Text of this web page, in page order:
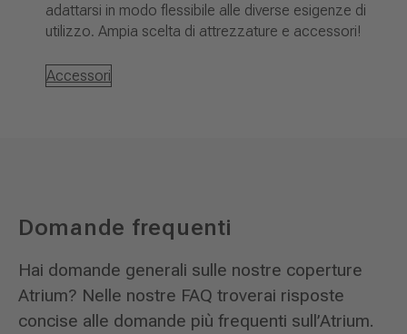
adattarsi in modo flessibile alle diverse esigenze di
utilizzo. Ampia scelta di attrezzature e accessori!
Accessori
Domande frequenti
Hai domande generali sulle nostre coperture
Atrium? Nelle nostre FAQ troverai risposte
concise alle domande più frequenti sull’Atrium.